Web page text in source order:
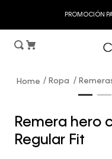
PROMOCIÓN
Ropa
Remera hero
Regular Fit